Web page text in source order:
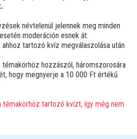
névtelenül jelennek meg minden
moderáción esnek át.
tartozó kvíz megválaszolása után
témakörhöz hozzászól, háromszorosára
hogy megnyerje a 10 000 Ft értékű
témakörhöz tartozó kvízt, így még nem